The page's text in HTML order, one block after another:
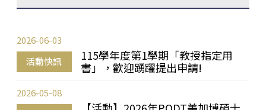
活動快訊
115學年度第1學期「教授指定用
書」，歡迎踴躍提出申請!
2026-06-03
2026-05-08